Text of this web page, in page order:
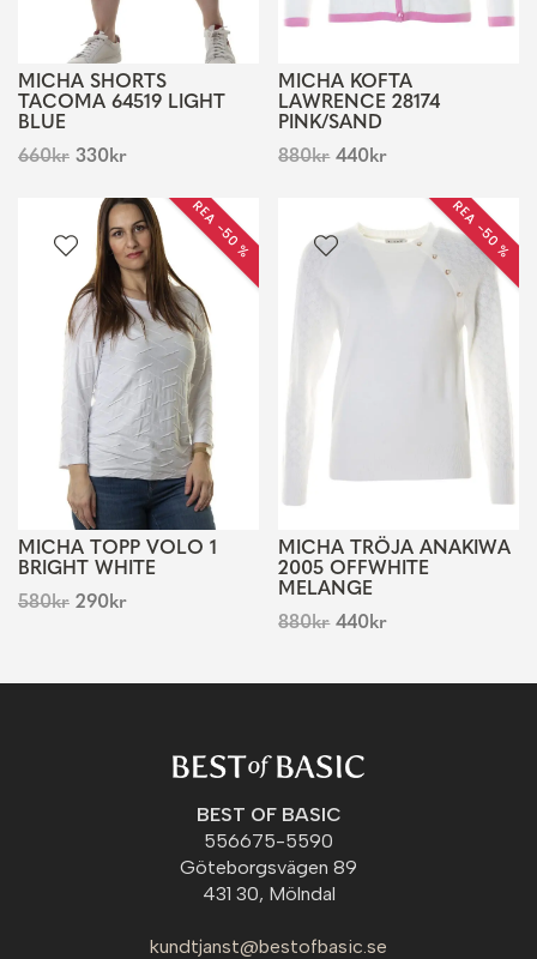
MICHA SHORTS
TACOMA 64519 LIGHT
BLUE
660kr 330kr
MICHA KOFTA
LAWRENCE 28174
PINK/SAND
880kr 440kr
REA −50 %
MICHA TOPP VOLO 1
BRIGHT WHITE
580kr 290kr
REA −50 %
MICHA TRÖJA ANAKIWA
2005 OFFWHITE
MELANGE
880kr 440kr
BEST OF BASIC
556675-5590
Göteborgsvägen 89
431 30, Mölndal
kundtjanst@bestofbasic.se